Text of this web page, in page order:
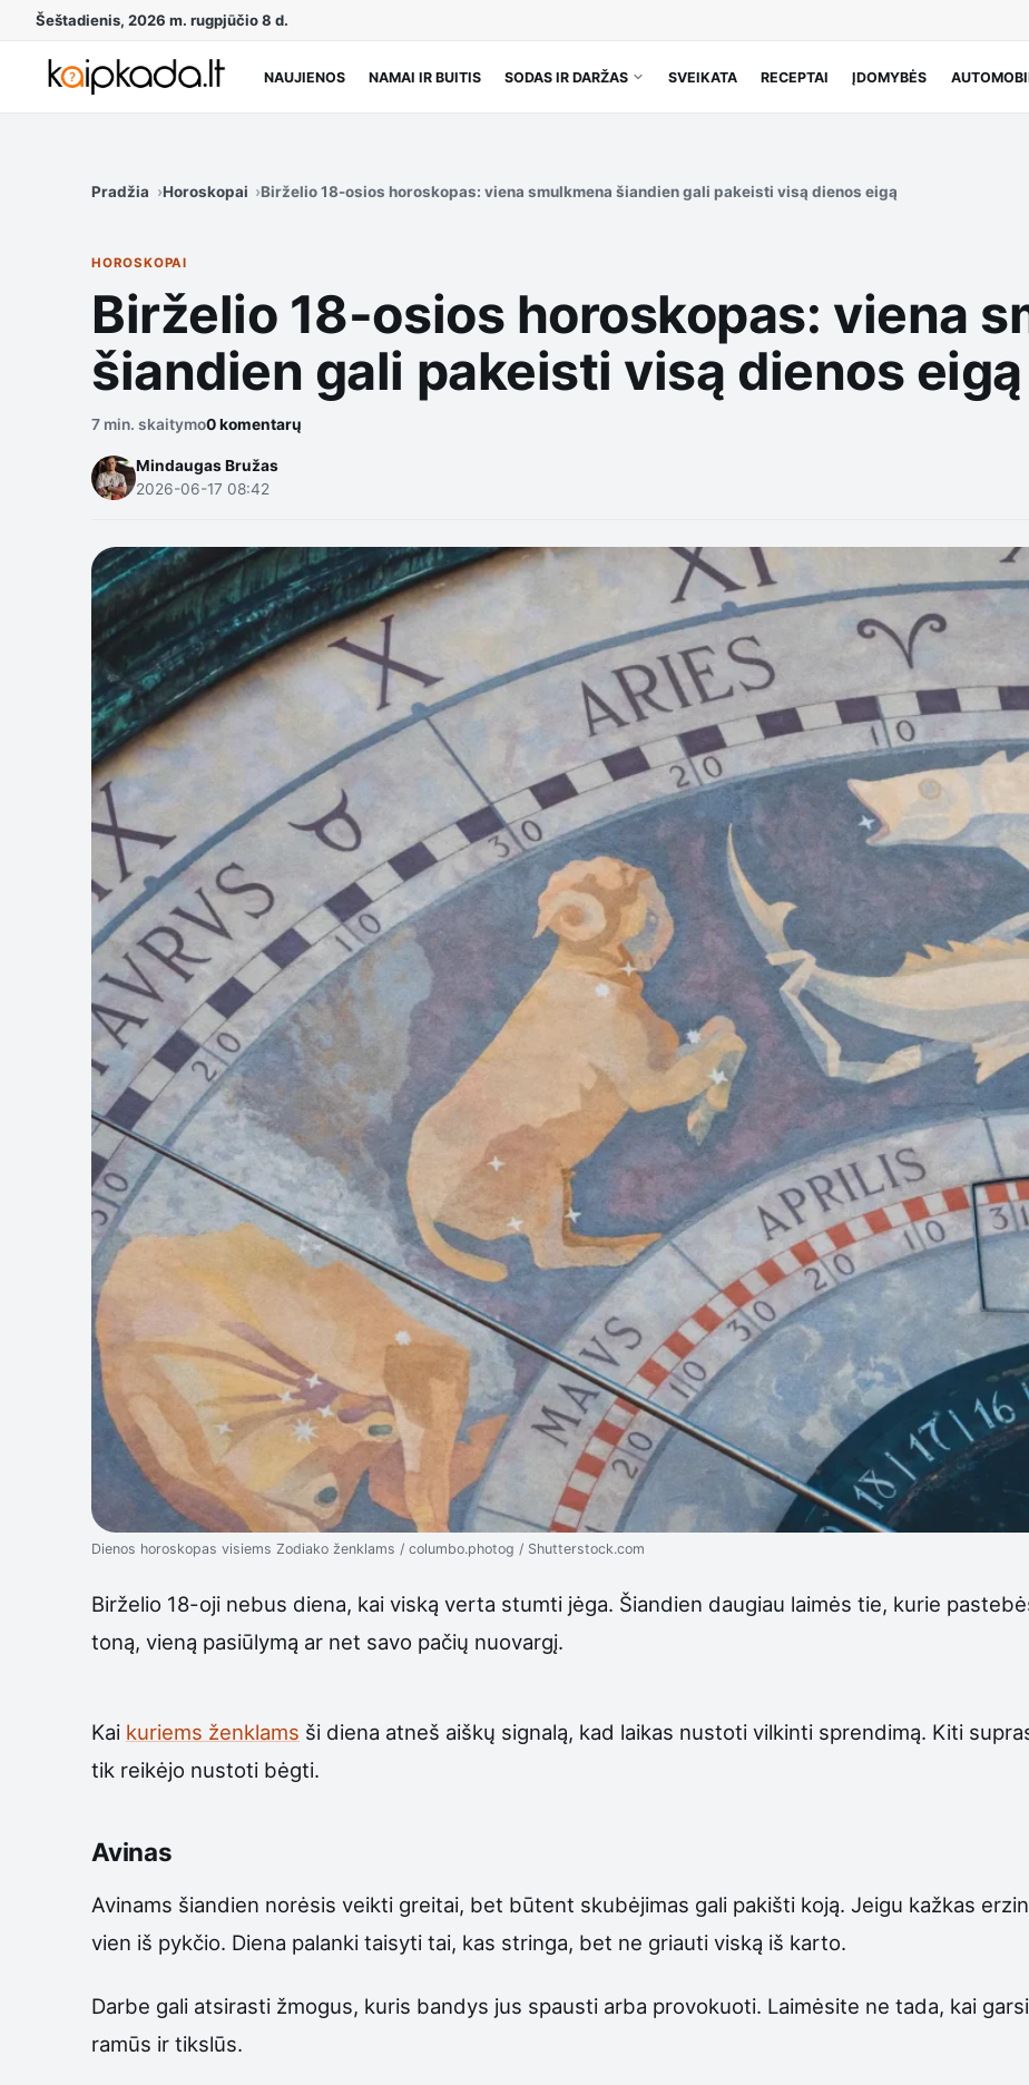
Šeštadienis, 2026 m. rugpjūčio 8 d.
NAUJIENOS NAMAI IR BUITIS SODAS IR DARŽAS SVEIKATA RECEPTAI ĮDOMYBĖS
Pradžia Horoskopai Birželio 18-osios horoskopas: viena smulkmena šiandien gali pakeisti visą dienos eigą
HOROSKOPAI
Birželio 18-osios horoskopas: viena
šiandien gali pakeisti visą dienos eigą
7 min. skaitymo0 komentarų
Mindaugas Bružas
2026-06-17 08:42
Dienos horoskopas visiems Zodiako ženklams / columbo.photog / Shutterstock.com
Birželio 18-oji nebus diena, kai viską verta stumti jėga. Šiandien daugiau laimės tie, kurie
toną, vieną pasiūlymą ar net savo pačių nuovargį.
Kai kuriems ženklams ši diena atneš aiškų signalą, kad laikas nustoti vilkinti sprendimą. Kiti
tik reikėjo nustoti bėgti.
Avinas
Avinams šiandien norėsis veikti greitai, bet būtent skubėjimas gali pakišti koją. Jeigu kažkas
vien iš pykčio. Diena palanki taisyti tai, kas stringa, bet ne griauti viską iš karto.
Darbe gali atsirasti žmogus, kuris bandys jus spausti arba provokuoti. Laimėsite ne tada, kai
ramūs ir tikslūs.